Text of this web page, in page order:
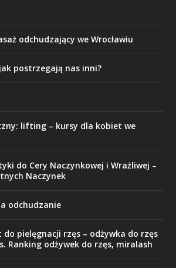
odchudzający we Wrocławiu
postrzegają nas inni?
lifting – kursy dla kobiet we
do Cery Naczynkowej i Wrażliwej –
Naczynek
odchudzanie
pielęgnacji rzęs – odżywka do rzęs
Ranking odżywek do rzęs, miralash